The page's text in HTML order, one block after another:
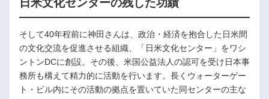
日米文化センターの残した功績
そして40年程前に神田さんは、政治・経済を抱合した日米間
の文化交流を促進させる組織、「日米文化センター」をワシ
ントンDCに創設。その後、米国公益法人の認可を受け日本事
務所も構えて精力的に活動を行います。長くウォーターゲー
ト・ビル内にその活動の拠点を置いていた同センターの主な